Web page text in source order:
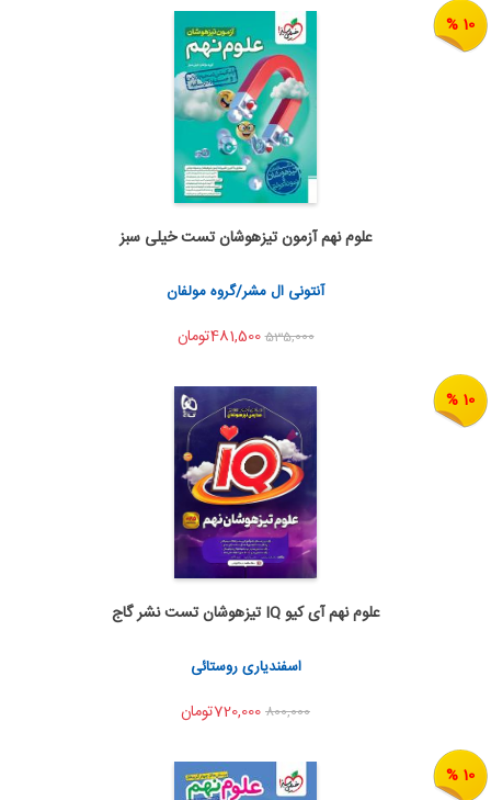
10 %
اضافه به سبد خرید
اشتراک گذاری
علوم نهم آزمون تیزهوشان تست خیلی سبز
آنتونی ال مشر/گروه مولفان
535,000481,500تومان
10 %
اضافه به سبد خرید
اشتراک گذاری
علوم نهم آی کیو IQ تیزهوشان تست نشر گاج
اسفندیاری روستائی
800,000
10 %